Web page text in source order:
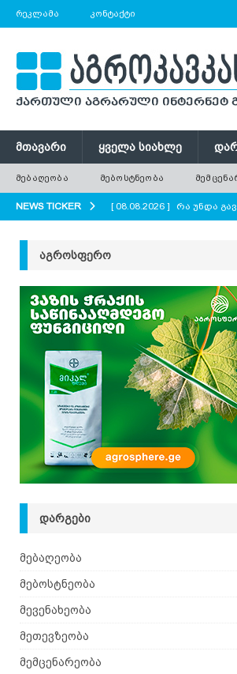
ᲠᲔᲙᲚᲐᲛᲐ ᲙᲝᲜᲢᲐᲥᲢᲘ
ᲛᲗᲐᲕᲐᲠᲘ ᲧᲕᲔᲚᲐ ᲡᲘᲐᲮᲚᲔ
ᲛᲔᲑᲐᲦᲔᲝᲑᲐ ᲛᲔᲑᲝᲡᲢᲜᲔᲝᲑᲐ
NEWS TICKER [ 08.08.2026 ] რა უნდა
დედა
[ 08.08.2026 ] ქაცვი –
[ 08.08.2026 ]
ᲐᲒᲠᲝᲡᲤᲔᲠᲝ
ᲓᲐᲠᲒᲔᲑᲘ
მებაღეობა
მებოსტნეობა
მევენახეობა
მეთევზეობა
მემცენარეობა